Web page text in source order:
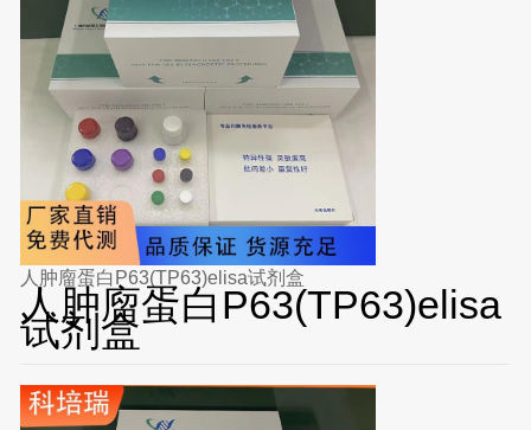
人肿廇蛋白P63(TP63)elisa试剂盒
人肿廇蛋白P63(TP63)elisa
试剂盒